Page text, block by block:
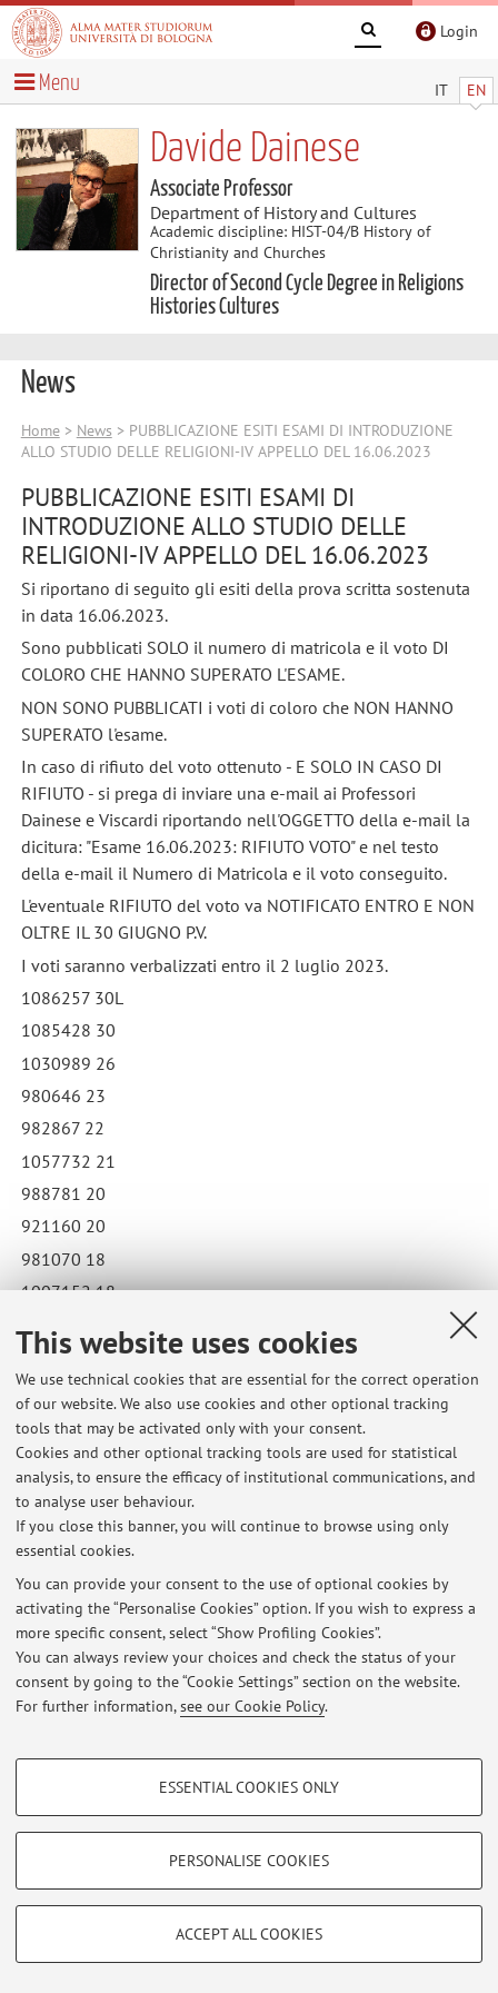
This website uses cookies
We use technical cookies that are essential for the correct operation
of our website. We also use cookies and other optional tracking
tools that may be activated only with your consent.
Cookies and other optional tracking tools are used for statistical
analysis, to ensure the efficacy of institutional communications, and
to analyse user behaviour.
If you close this banner, you will continue to browse using only
essential cookies.
You can provide your consent to the use of optional cookies by
activating the “Personalise Cookies” option. If you wish to express a
more specific consent, select “Show Profiling Cookies”.
You can always review your choices and check the status of your
consent by going to the “Cookie Settings” section on the website.
For further information,see our Cookie Policy.
PROFILING COOKIES - OPTIONAL
Show profiling cookies
Vimeo
TECHNICAL COOKIES - ESSENTIAL
limited to ensuring the correct operation of the website, saving browsing
ESSENTIAL COOKIES ONLY
PERSONALISE COOKIES
ACCEPT ALL COOKIES
Login
IT EN
Menu
Davide Dainese
Associate Professor
Department of History and Cultures
Academic discipline: HIST-04/B History of
Christianity and Churches
Director of Second Cycle Degree in Religions
Histories Cultures
News
Home> News > PUBBLICAZIONE ESITI ESAMI DI INTRODUZIONE
ALLO STUDIO DELLE RELIGIONI-IV APPELLO DEL 16.06.2023
PUBBLICAZIONE ESITI ESAMI DI
INTRODUZIONE ALLO STUDIO DELLE
RELIGIONI-IV APPELLO DEL 16.06.2023
Si riportano di seguito gli esiti della prova scritta sostenuta
in data 16.06.2023.
Sono pubblicati SOLO il numero di matricola e il voto DI
COLORO CHE HANNO SUPERATO L'ESAME.
NON SONO PUBBLICATI i voti di coloro che NON HANNO
SUPERATO l'esame.
In caso di rifiuto del voto ottenuto - E SOLO IN CASO DI
RIFIUTO - si prega di inviare una e-mail ai Professori
Dainese e Viscardi riportando nell'OGGETTO della e-mail la
dicitura: "Esame 16.06.2023: RIFIUTO VOTO" e nel testo
della e-mail il Numero di Matricola e il voto conseguito.
L'eventuale RIFIUTO del voto va NOTIFICATO ENTRO E NON
OLTRE IL 30 GIUGNO P.V.
I voti saranno verbalizzati entro il 2 luglio 2023.
1086257 30L
1085428 30
1030989 26
980646 23
982867 22
1057732 21
988781 20
921160 20
981070 18
1007152 18
Latest news
Lezioni di Storia del cristianesimo, settimana 6-8 ottobre 2025
Published on: October 03 2025
Lezioni settimana 7-11 ottobre 2024
Published on: October 05 2024
Lezione II e lezione III di Storia del cristianesimo 2024-25:
spostamento date, orari, aula
Published on: September 16 2024
Restricted area
Loginto manage all website contents.
Zamboni, 33 - 40126 Bologna - Partita IVA: 01131710376
Privacy|Legal Notes|Cookie Settings